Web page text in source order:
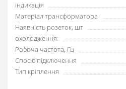
індикація
Матеріал трансформатора
Наявність розеток, шт
охолодження:
Робоча частота, Гц
Спосіб підключення
Тип кріплення